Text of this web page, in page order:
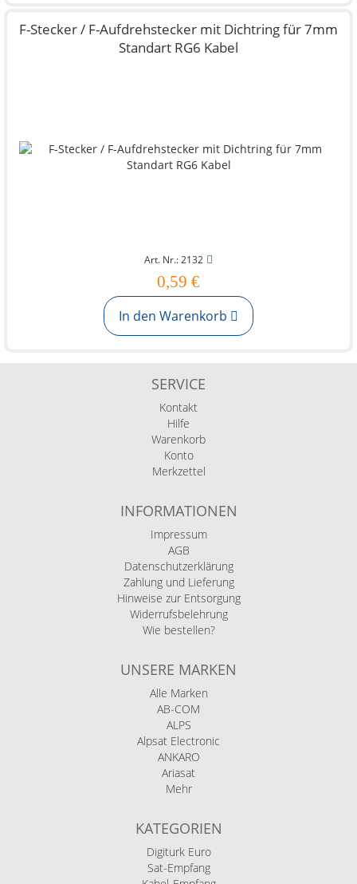
F-Stecker / F-Aufdrehstecker mit Dichtring für 7mm
Standart RG6 Kabel
Art. Nr.: 2132
0,59 €
In den Warenkorb
SERVICE
Kontakt
Hilfe
Warenkorb
Konto
Merkzettel
INFORMATIONEN
Impressum
AGB
Datenschutzerklärung
Zahlung und Lieferung
Hinweise zur Entsorgung
Widerrufsbelehrung
Wie bestellen?
UNSERE MARKEN
Alle Marken
AB-COM
ALPS
Alpsat Electronic
ANKARO
Ariasat
Mehr
KATEGORIEN
Digiturk Euro
Sat-Empfang